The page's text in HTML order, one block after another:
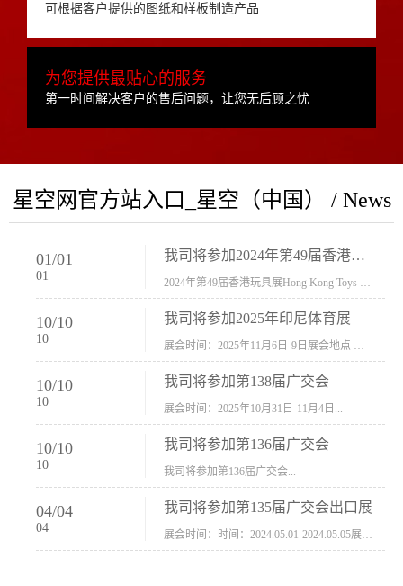
可根据客户提供的图纸和样板制造产品
为您提供最贴心的服务
第一时间解决客户的售后问题，让您无后顾之忧
星空网官方站入口_星空（中国） / News
01/01
01
我司将参加2024年第49届香港玩具展Hong Kong Toys & Games Fair 欢迎新···
10/10
10
我司将参加2025年印尼体育展
10/10
10
我司将参加第138届广交会
展会时间：2025年10月31日-11月4日...
10/10
10
我司将参加第136届广交会
我司将参加第136届广交会...
04/04
04
我司将参加第135届广交会出口展
展会时间：时间：2024.05.01-2024.05.05展会地址：中国进出口商品交易会展馆福建康莱宝公司展位号12.1G37-38、H11-12，浙江康莱宝展位号17.1B23-24、C19-20...